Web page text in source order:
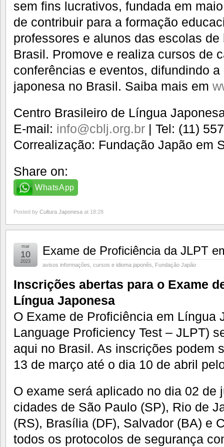
sem fins lucrativos, fundada em
de contribuir para a formação
professores e alunos das escolas
Brasil. Promove e realiza cursos de
conferências e eventos, difundindo
japonesa no Brasil. Saiba mais em
Centro Brasileiro de Língua
E-mail: info@cblj.org.br | Tel: (11)
Correalização: Fundação Japão em
Share on:
WhatsApp
Posted by Cultura Japonesa at 18:28
Exame de Proficiência da JLPT
avisos informações cursos e idioma japonês Fundação Japão
mar
10
2023
Inscrições abertas para o Exame
Língua Japonesa
O Exame de Proficiência em Língua
Language Proficiency Test – JLPT)
aqui no Brasil. As inscrições podem
13 de março até o dia 10 de abril
O exame será aplicado no dia 02 de
cidades de São Paulo (SP), Rio de
(RS), Brasília (DF), Salvador (BA) e
todos os protocolos de segurança